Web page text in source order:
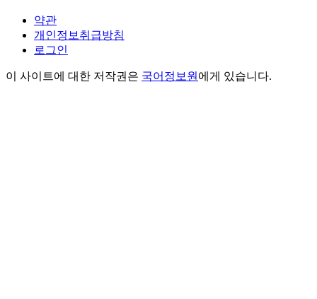
약관
개인정보취급방침
로그인
이 사이트에 대한 저작권은 국어정보원 에게 있습니다.